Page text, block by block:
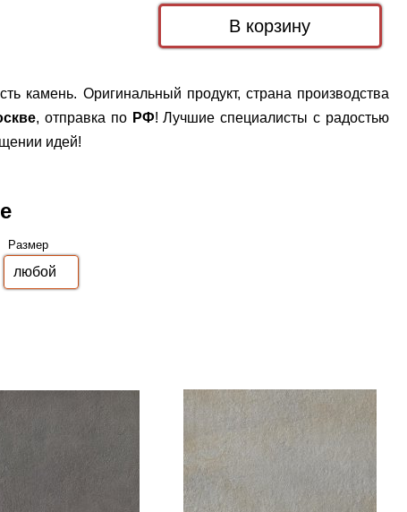
камень. Оригинальный продукт, страна производства
, отправка по РФ! Лучшие специалисты с радостью
идей!
Размер